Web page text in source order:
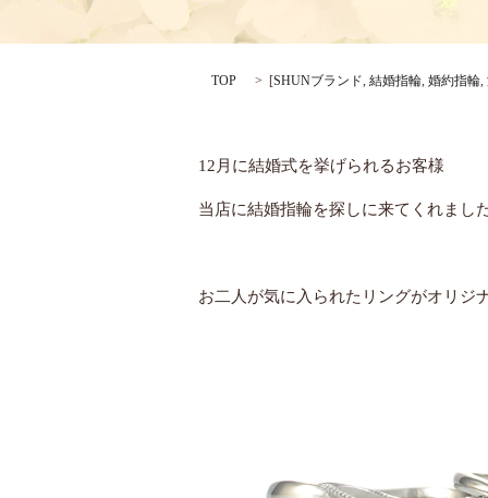
TOP [SHUNブランド 結婚指輪 婚約指輪
12月に結婚式を挙げられるお客様
当店に結婚指輪を探しに来てくれまし
お二人が気に入られたリングがオリジ